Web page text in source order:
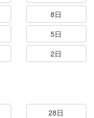
8日
5日
2日
28日